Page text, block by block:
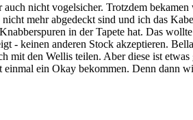
nicht vogelsicher. Trotzdem
mehr abgedeckt sind und ich das
in der Tapete hat. Das
- keinen anderen Stock akzeptieren.
mit den Wellis teilen. Aber diese ist
ein Okay bekommen. Denn dann